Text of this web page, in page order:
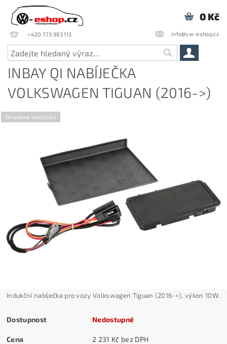
+420 773 993 113 info@vw-eshop.cz
0 Kč
INBAY QI NABÍJEČKA
VOLKSWAGEN TIGUAN (2016->)
Omezené množství
Indukční nabíječka pro vozy Volkswagen Tiguan (2016->), výkon 10W.
Dostupnost Nedostupné
Cena 2 231 Kč bez DPH